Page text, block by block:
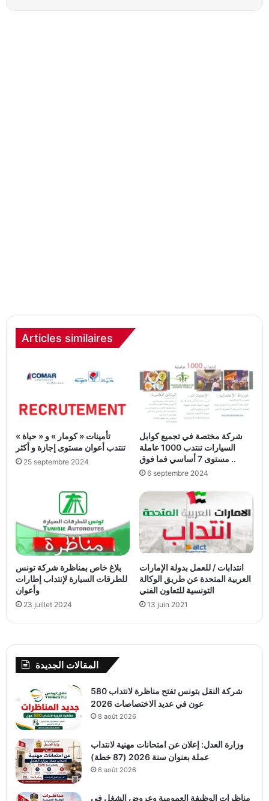
Articles similaires
تأمينات « كومار » و « حياة »
تنتدب أعوان مستوى إجازة و أكثر
25 septembre 2024
شركة مختصة في تجميع كوابل
السيارات تنتدب 1000 عاملة
مستوى 7 أساسي فما فوق ..
6 septembre 2024
بلاغ خاص بمناظرة شركة تونس
للطرقات السيارة لإنتداب إطارات
وأعوان
23 juillet 2024
انتدابات / للعمل بدولة الإمارات
العربية المتحدة عن طريق الوكالة
التونسية للتعاون الفني
13 juin 2021
المقالات الجديدة
شركة النقل بتونس تفتح مناظرة لانتداب 580
عون في عديد الاختصاصات 2026
8 août 2026
وزارة العدل: إعلان عن امتحانات مهنية لانتداب
عملة بعنوان سنة 2026 (87 خطة)
6 août 2026
مناظرات الوظيفة العمومية وعروض الشغل في